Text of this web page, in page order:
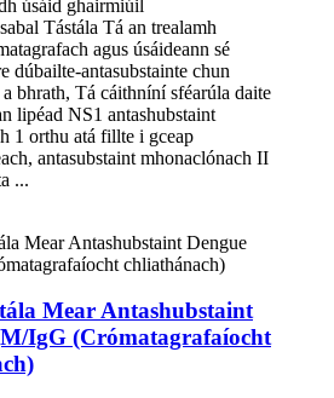
úsáid ghairmiúil
Tástála Tá an trealamh
agus úsáideann sé
dúbailte-antasubstainte chun
bhrath, Tá cáithníní sféarúla daite
lipéad NS1 antashubstaint
1 orthu atá fillte i gceap
antasubstaint mhonaclónach II
...
Mear Antashubstaint
IgG (Crómatagrafaíocht